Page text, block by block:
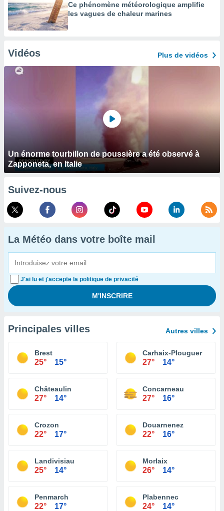
Ce phénomène météorologique amplifie
les vagues de chaleur marines
Vidéos Plus de vidéos
Un énorme tourbillon de poussière a été observé à
Zapponeta, en Italie
Suivez-nous
La Météo dans votre boîte mail
J'ai lu et j'accepte la politique de privacité
Principales villes Autres villes
Brest
25° 15°
Carhaix-Plouguer
27° 14°
Châteaulin
27° 14°
Concarneau
27° 16°
Crozon
22° 17°
Douarnenez
22° 16°
Landivisiau
25° 14°
Morlaix
26° 14°
Penmarch
22° 17°
Plabennec
24° 14°